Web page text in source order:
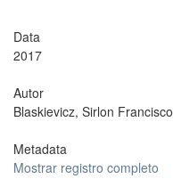
Data
2017
Autor
Blaskievicz, Sirlon Francisco
Metadata
Mostrar registro completo